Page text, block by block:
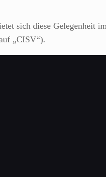
sich diese Gelegenheit
„CISV“).